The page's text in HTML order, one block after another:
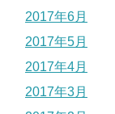
2017年6月
2017年5月
2017年4月
2017年3月